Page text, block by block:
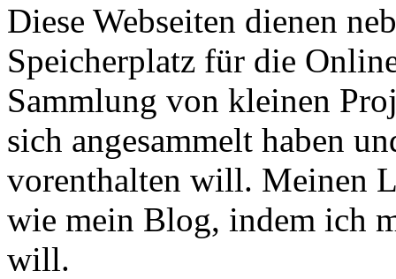
Diese Webseiten dienen
Speicherplatz für die
Sammlung von kleinen
sich angesammelt haben
vorenthalten will. Meinen
wie mein Blog, indem ich
will.